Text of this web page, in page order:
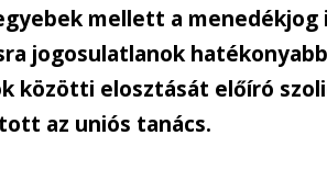
mellett a
jogosulatlanok
közötti elosztását előíró
az uniós tanács.